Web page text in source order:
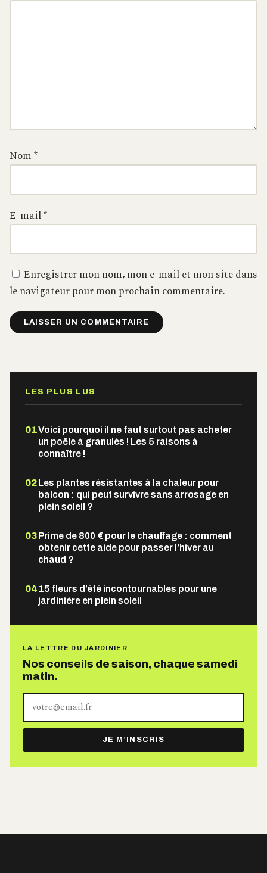
Nom*
E-mail*
Enregistrer mon nom, mon e-mail et mon site dans
le navigateur pour mon prochain commentaire.
LES PLUS LUS
01Voici pourquoi il ne faut surtout pas acheter
un poêle à granulés ! Les 5 raisons à
connaître !
02Les plantes résistantes à la chaleur pour
balcon : qui peut survivre sans arrosage en
plein soleil ?
03Prime de 800 € pour le chauffage : comment
obtenir cette aide pour passer l’hiver au
chaud ?
04 15 fleurs d’été incontournables pour une
jardinière en plein soleil
LA LETTRE DU JARDINIER
Nos conseils de saison, chaque samedi
matin.
Votre
adresse
e-
mail
JE M’INSCRIS